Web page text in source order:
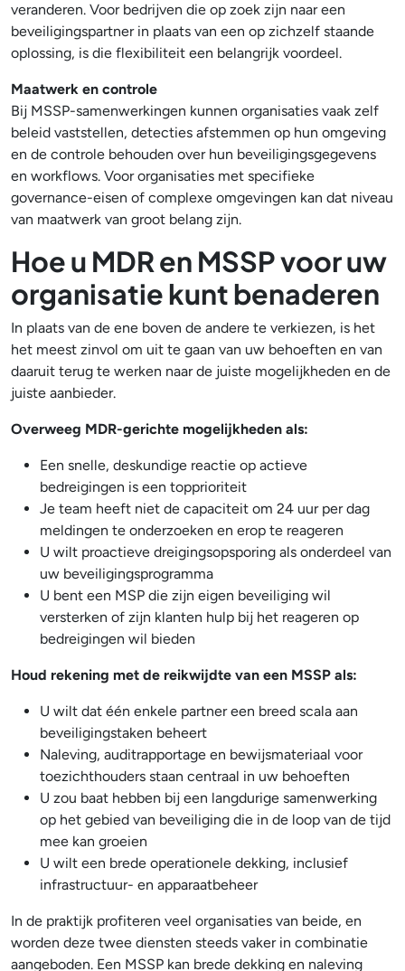
veranderen. Voor bedrijven die op zoek zijn naar een
beveiligingspartner in plaats van een op zichzelf staande
oplossing, is die flexibiliteit een belangrijk voordeel.
Maatwerk en controle
Bij MSSP-samenwerkingen kunnen organisaties vaak zelf
beleid vaststellen, detecties afstemmen op hun omgeving
en de controle behouden over hun beveiligingsgegevens
en workflows. Voor organisaties met specifieke
governance-eisen of complexe omgevingen kan dat niveau
van maatwerk van groot belang zijn.
Hoe u MDR en MSSP voor uw
organisatie kunt benaderen
In plaats van de ene boven de andere te verkiezen, is het
het meest zinvol om uit te gaan van uw behoeften en van
daaruit terug te werken naar de juiste mogelijkheden en de
juiste aanbieder.
Overweeg MDR-gerichte mogelijkheden als:
Een snelle, deskundige reactie op actieve
bedreigingen is een topprioriteit
Je team heeft niet de capaciteit om 24 uur per dag
meldingen te onderzoeken en erop te reageren
U wilt proactieve dreigingsopsporing als onderdeel van
uw beveiligingsprogramma
U bent een MSP die zijn eigen beveiliging wil
versterken of zijn klanten hulp bij het reageren op
bedreigingen wil bieden
Houd rekening met de reikwijdte van een MSSP als:
U wilt dat één enkele partner een breed scala aan
beveiligingstaken beheert
Naleving, auditrapportage en bewijsmateriaal voor
toezichthouders staan centraal in uw behoeften
U zou baat hebben bij een langdurige samenwerking
op het gebied van beveiliging die in de loop van de tijd
mee kan groeien
U wilt een brede operationele dekking, inclusief
infrastructuur- en apparaatbeheer
In de praktijk profiteren veel organisaties van beide, en
worden deze twee diensten steeds vaker in combinatie
aangeboden. Een MSSP kan brede dekking en naleving